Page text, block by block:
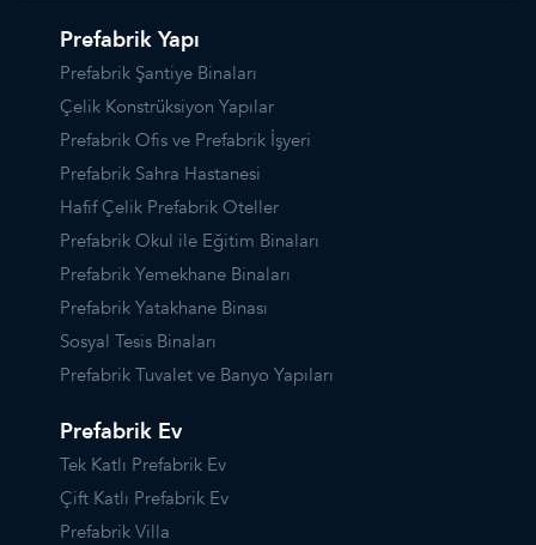
Prefabrik Yapı
Prefabrik Şantiye Binaları
Çelik Konstrüksiyon Yapılar
Prefabrik Ofis ve Prefabrik İşyeri
Prefabrik Sahra Hastanesi
Hafif Çelik Prefabrik Oteller
Prefabrik Okul ile Eğitim Binaları
Prefabrik Yemekhane Binaları
Prefabrik Yatakhane Binası
Sosyal Tesis Binaları
Prefabrik Tuvalet ve Banyo Yapıları
Prefabrik Ev
Tek Katlı Prefabrik Ev
Çift Katlı Prefabrik Ev
Prefabrik Villa